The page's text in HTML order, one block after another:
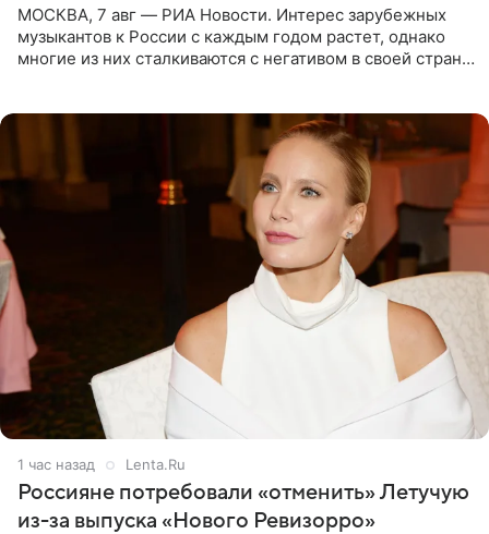
МОСКВА, 7 авг — РИА Новости. Интерес зарубежных
музыкантов к России с каждым годом растет, однако
многие из них сталкиваются с негативом в своей стране
1 час назад Lenta.Ru
Россияне потребовали «отменить» Летучую
из-за выпуска «Нового Ревизорро»